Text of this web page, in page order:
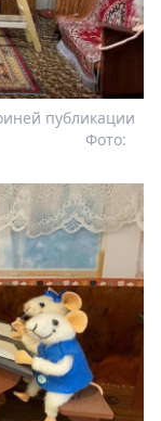
публикации
Фото: